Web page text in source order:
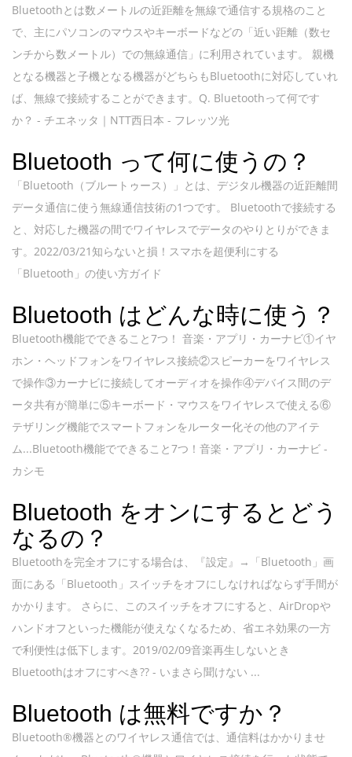
Bluetoothとは数メートルの近距離を無線で通信する規格のこと
で、主にパソコンのマウスやキーボードなどの「近い距離（数セ
ンチから数メートル）での無線通信」に利用されています。 親機
となる機器と子機となる機器がどちらもBluetoothに対応していれ
ば、無線で接続することができます。Q. Bluetoothって何です
か？ - チエネッタ｜NTT西日本 - フレッツ光
Bluetooth って何に使うの？
「Bluetooth（ブルートゥース）」とは、デジタル機器の近距離間
データ通信に使う無線通信技術の1つです。 Bluetoothで接続する
と、対応した機器の間でワイヤレスでデータのやりとりができま
す。2022/03/21知らないと損！スマホを超便利にする
「Bluetooth」の使い方ガイド
Bluetooth はどんな時に使う？
Bluetooth機能でできること7つ！ 音楽・アプリ・カーナビ①イヤ
ホン・ヘッドフォンをワイヤレス接続②スピーカーをワイヤレス
で操作③カーナビに接続してオーディオを操作④デバイス間のデ
ータ共有が簡単に⑤キーボード・マウスをワイヤレスで使える⑥
テザリング機能でスマートフォンをルーター化その他のアイテ
ム...Bluetooth機能でできること7つ！音楽・アプリ・カーナビ -
カシモ
Bluetooth をオンにするとどう
なるの？
Bluetoothを完全オフにする場合は、『設定』→「Bluetooth」画
面にある「Bluetooth」スイッチをオフにしなければならず手間が
かかります。 さらに、このスイッチをオフにすると、AirDropや
ハンドオフといった機能が使えなくなるため、省エネ効果の一方
で利便性は低下します。2019/02/09音楽再生しないとき
Bluetoothはオフにすべき?? - いまさら聞けない ...
Bluetooth は無料ですか？
Bluetooth®機器とのワイヤレス通信では、通信料はかかりませ